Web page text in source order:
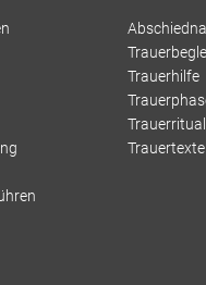
Trauerhilfe
Trauertexte